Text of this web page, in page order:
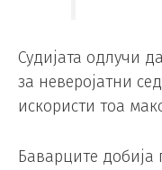
Судијата одлучи
за неверојатни
искористи тоа
Баварците добија